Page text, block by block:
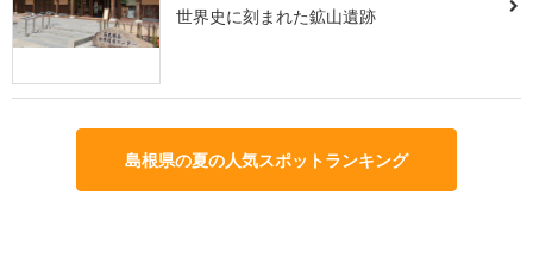
世界史に刻まれた鉱山遺跡
島根県の夏の人気スポットランキング